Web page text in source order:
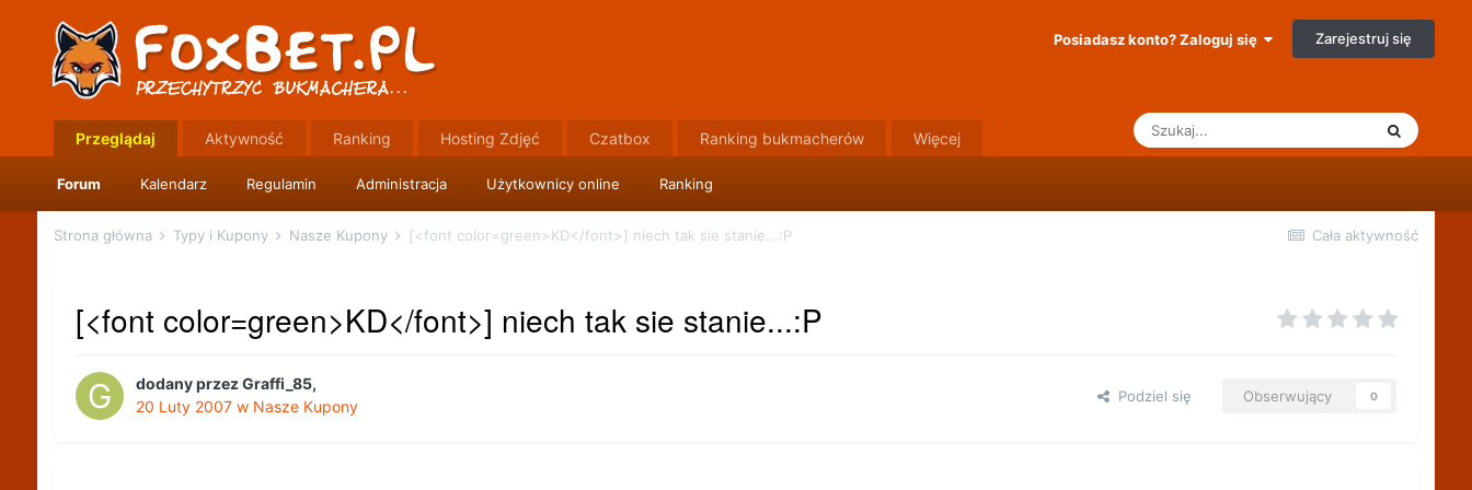
Posiadasz konto? Zaloguj się Zarejestruj się
Przeglądaj
Forum Kalendarz Regulamin Administracja Użytkownicy online Ranking
Aktywność Ranking Hosting Zdjęć Czatbox Ranking bukmacherów Więcej
Cała aktywność
Strona główna Typy i Kupony Nasze Kupony [<font color=green>KD</font>] niech tak sie stanie...:P
[<font color=green>KD</font>] niech tak sie stanie...:P
dodany przezGraffi_85,
20 Luty 2007w Nasze Kupony
Podziel się Obserwujący 0